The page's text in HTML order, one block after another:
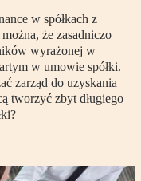
w spółkach z
że zasadniczo
wyrażonej w
w umowie spółki.
zarząd do uzyskania
tworzyć zbyt długiego